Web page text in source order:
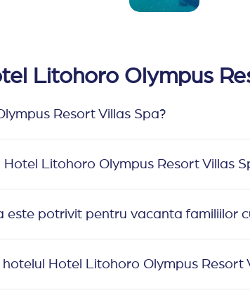
Litohoro Olympus
Resort Villas Spa?
Litohoro Olympus Resort Villas
este potrivit pentru vacanta familiilor
Hotel Litohoro Olympus Resort